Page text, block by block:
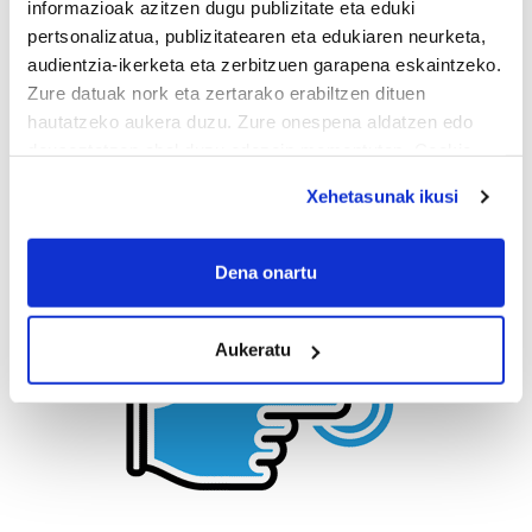
informazioak azitzen dugu publizitate eta eduki
pertsonalizatua, publizitatearen eta edukiaren neurketa,
audientzia-ikerketa eta zerbitzuen garapena eskaintzeko.
Zure datuak nork eta zertarako erabiltzen dituen
hautatzeko aukera duzu. Zure onespena aldatzen edo
If you allow, we would also like to:
Collect information about your geographical
Identify your device by actively scanning it for
specific characteristics (fingerprinting)
Find out more about how your personal data is processed
and set your preferences in thedetails section
Xehetasunak ikusi
Dena onartu
Aukeratu